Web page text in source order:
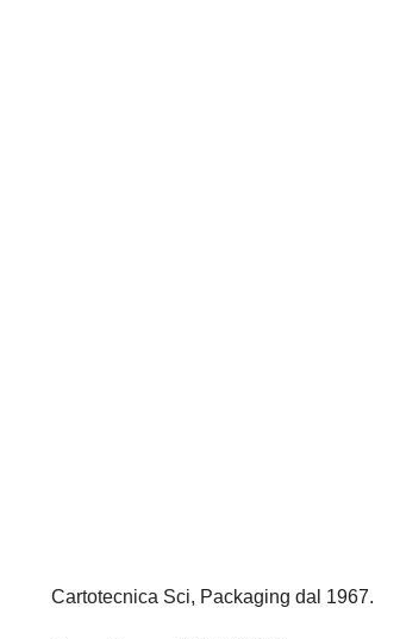
Cartotecnica Sci, Packaging dal 1967.